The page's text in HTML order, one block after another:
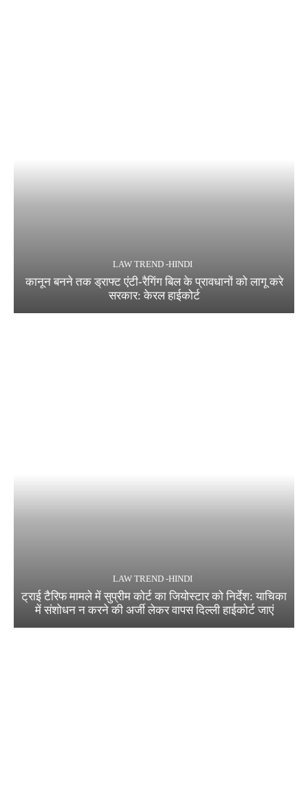
LAW TREND -HINDI
कानून बनने तक ड्राफ्ट एंटी-रैगिंग बिल के प्रावधानों को लागू करे
सरकार: केरल हाईकोर्ट
LAW TREND -HINDI
ट्राई टैरिफ मामले में सुप्रीम कोर्ट का जियोस्टार को निर्देश: याचिका
में संशोधन न करने की अर्जी लेकर वापस दिल्ली हाईकोर्ट जाएं